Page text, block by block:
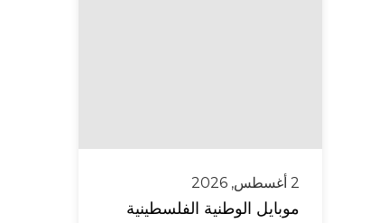
2 أغسطس, 2026
موبايل الوطنية الفلسطينية